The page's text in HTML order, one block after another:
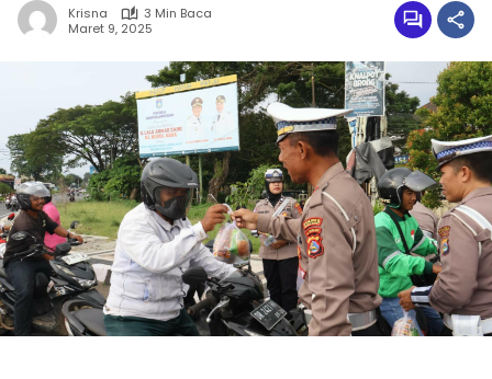
Krisna
3 Min Baca
Maret 9, 2025